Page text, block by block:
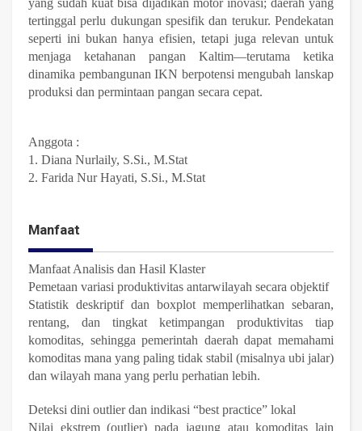
tertinggal perlu dukungan spesifik dan terukur. Pendekatan
seperti ini bukan hanya efisien, tetapi juga relevan untuk
menjaga ketahanan pangan Kaltim—terutama ketika
dinamika pembangunan IKN berpotensi mengubah lanskap
produksi dan permintaan pangan secara cepat.
Anggota :
1. Diana Nurlaily, S.Si., M.Stat
2. Farida Nur Hayati, S.Si., M.Stat
Manfaat
Manfaat Analisis dan Hasil Klaster
Pemetaan variasi produktivitas antarwilayah secara objektif
Statistik deskriptif dan boxplot memperlihatkan sebaran,
rentang, dan tingkat ketimpangan produktivitas tiap
komoditas, sehingga pemerintah daerah dapat memahami
komoditas mana yang paling tidak stabil (misalnya ubi jalar)
dan wilayah mana yang perlu perhatian lebih.
Deteksi dini outlier dan indikasi “best practice” lokal
Nilai ekstrem (outlier) pada jagung atau komoditas lain